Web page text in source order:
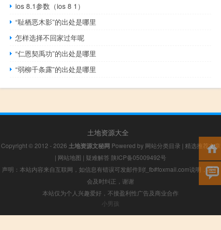
ios 8.1参数（ios 8 1）
“耻栖恶木影”的出处是哪里
怎样选择不回家过年呢
“仁恩契禹功”的出处是哪里
“弱柳千条露”的出处是哪里
土地资源大全
Copyright © 2012 - 2026 土地资源文秘网 Powered by 网站分类目录 | 精选推荐文章
| 网站地图 | 疑难解答 陕ICP备05009492号
声明：本站内容来自互联网，如信息有错误可发邮件到f_fb#foxmail.com说明，我们
会及时纠正，谢谢
本站仅为个人兴趣爱好，不接盈利性广告及商业合作
小男孩